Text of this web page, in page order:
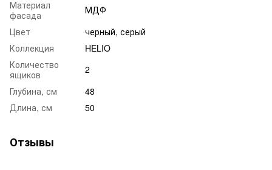
Материал
фасада
МДФ
Цвет
черный, серый
Коллекция
HELIO
Количество
ящиков
2
Глубина, см
48
Длина, см
50
Отзывы